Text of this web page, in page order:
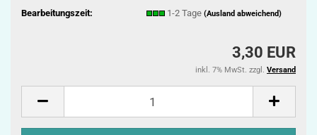
Bearbeitungszeit:
1-2 Tage (Ausland abweichend)
3,30 EUR
inkl. 7% MwSt. zzgl. Versand